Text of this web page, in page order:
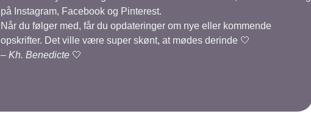
på Instagram, Facebook og Pinterest.
Når du følger med, får du opdateringer om nye eller kommende
opskrifter. Det ville være super skønt, at mødes derinde 🤍
– Kh. Benedicte 🤍